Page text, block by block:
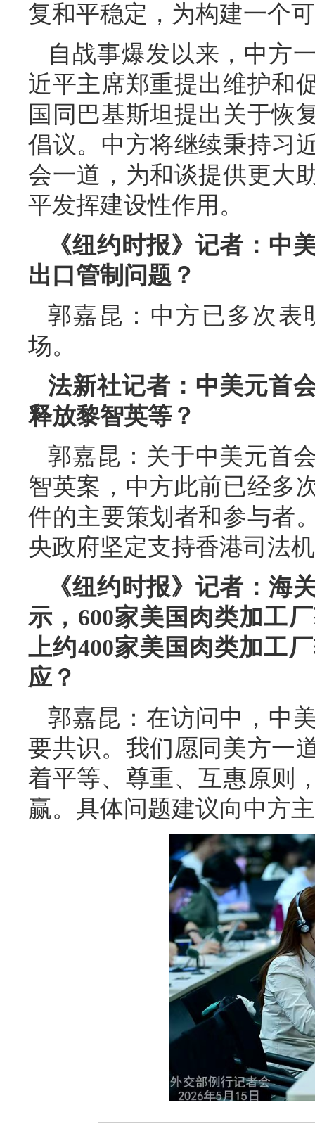
复和平稳定，为构建一个
自战事爆发以来，中方
近平主席郑重提出维护和
国同巴基斯坦提出关于恢
倡议。中方将继续秉持习
会一道，为和谈提供更大
平发挥建设性作用。
《纽约时报》记者：中
出口管制问题？
郭嘉昆：中方已多次表
场。
法新社记者：中美元首
释放黎智英等？
郭嘉昆：关于中美元首
智英案，中方此前已经多
件的主要策划者和参与者
央政府坚定支持香港司法
《纽约时报》记者：海
示，600家美国肉类加工
上约400家美国肉类加工
应？
郭嘉昆：在访问中，中
要共识。我们愿同美方一
着平等、尊重、互惠原则
赢。具体问题建议向中方